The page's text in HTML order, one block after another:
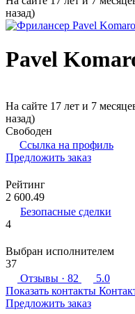
назад)
Pavel
На сайте 17 лет и 7
назад)
Свободен
Ссылка на профиль
Предложить заказ
Рейтинг
2 600.49
Безопасные сделки
4
Выбран исполнителем
37
Отзывы · 82
5.0
Показать контакты
Предложить заказ